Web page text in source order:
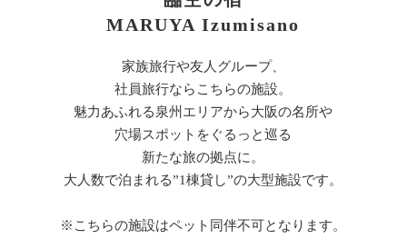
MARUYA Izumisano
家族旅行や友人グループ、
社員旅行ならこちらの施設。
魅力あふれる泉州エリアから大阪の名所や
穴場スポットをぐるっと巡る
新たな旅の拠点に。
大人数で泊まれる”1棟貸し”の大型施設です。
※こちらの施設はペット同伴不可となります。